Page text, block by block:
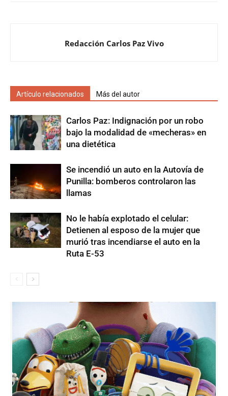
Redacción Carlos Paz Vivo
Artículo relacionados Más del autor
Carlos Paz: Indignación por un robo
bajo la modalidad de «mecheras» en
una dietética
Se incendió un auto en la Autovía de
Punilla: bomberos controlaron las
llamas
No le había explotado el celular:
Detienen al esposo de la mujer que
murió tras incendiarse el auto en la
Ruta E-53